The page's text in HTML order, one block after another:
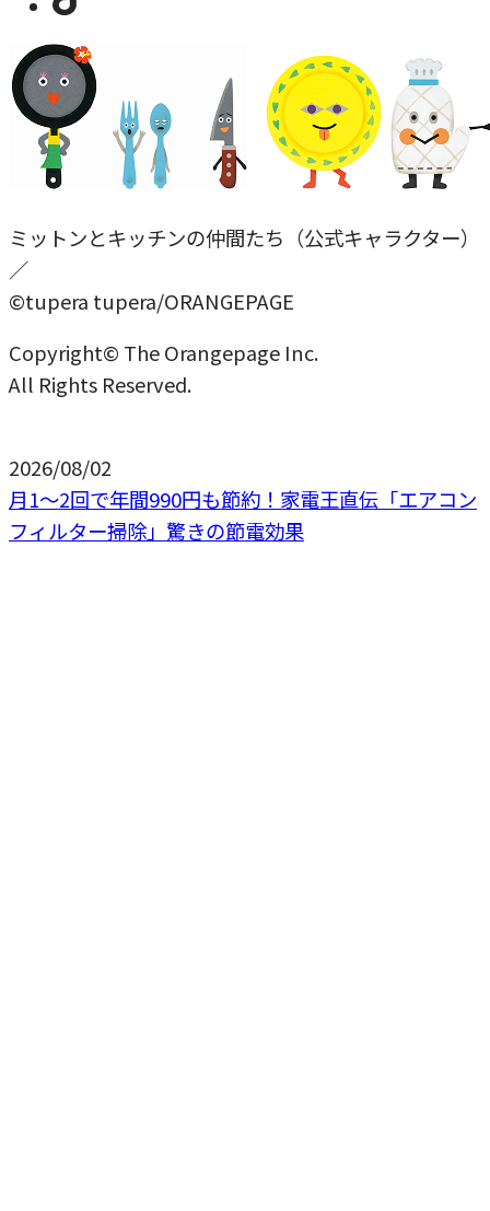
ミットンとキッチンの仲間たち（公式キャラクター）
／
©tupera tupera/ORANGEPAGE
Copyright© The Orangepage Inc.
All Rights Reserved.
2026/08/02
月1〜2回で年間990円も節約！家電王直伝「エアコン
フィルター掃除」驚きの節電効果